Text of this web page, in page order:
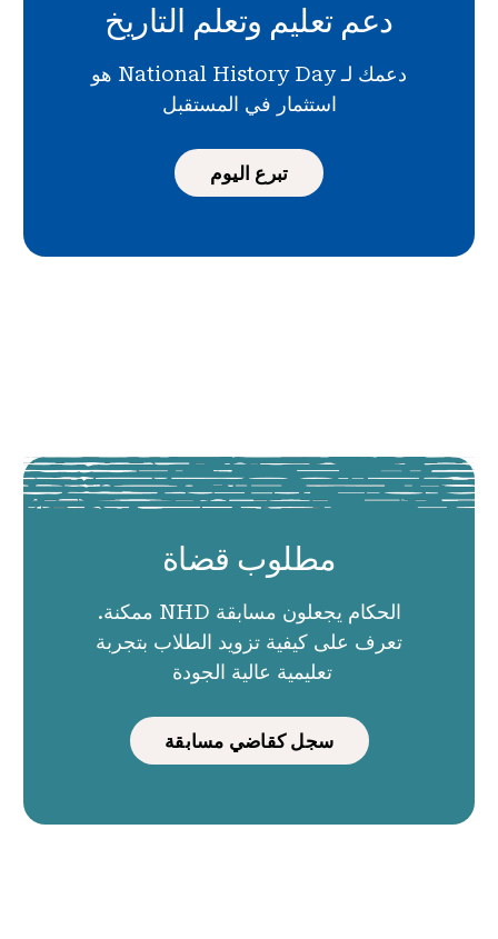
دعم تعليم وتعلم التاريخ
دعمك لـ National History Day هو
استثمار في المستقبل
تبرع اليوم
مطلوب قضاة
الحكام يجعلون مسابقة NHD ممكنة.
تعرف على كيفية تزويد الطلاب بتجربة
تعليمية عالية الجودة
سجل كقاضي مسابقة